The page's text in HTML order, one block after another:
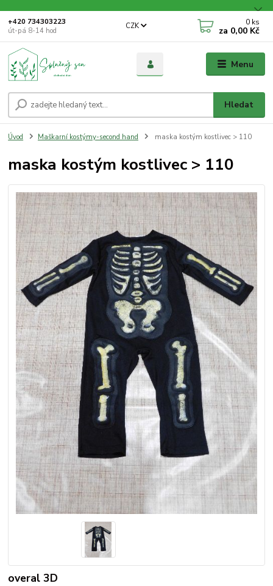
Menu
CZK
Hledat
+420 734303223
út-pá 8-14 hod
0 ks
za 0,00 Kč
Úvod Maškarní kostýmy-second hand maska kostým kostlivec > 110
maska kostým kostlivec > 110
overal 3D